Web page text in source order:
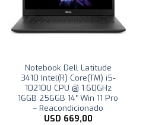
Notebook Dell Latitude
3410 Intel(R) Core(TM) i5-
10210U CPU @ 1.60GHz
16GB 256GB 14″ Win 11 Pro
– Reacondicionado
USD 669,00